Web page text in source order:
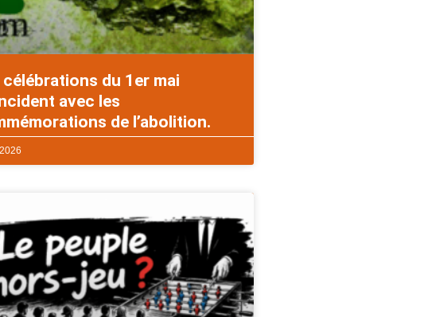
célébrations du 1er mai
avec les
de l’abolition.